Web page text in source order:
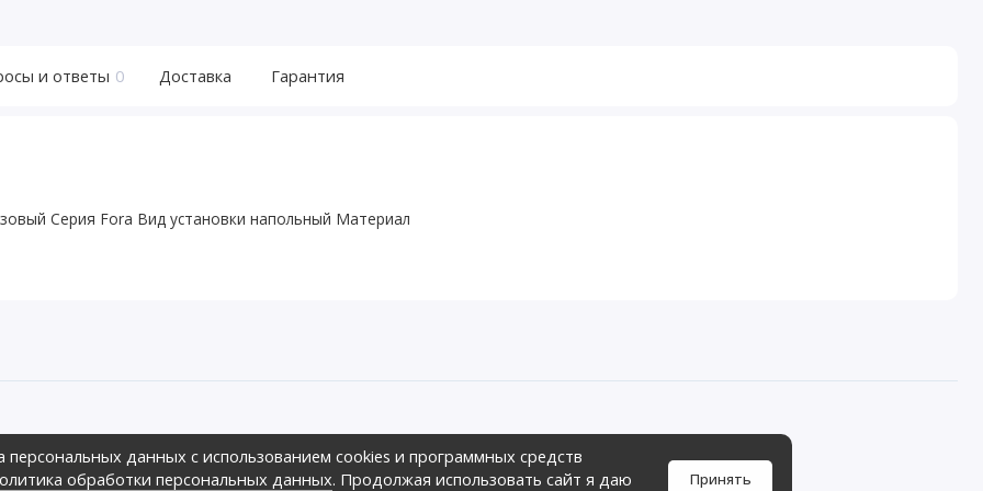
и ответы 0 Доставка Гарантия
Серия Fora Вид установки напольный Материал
персональных данных с использованием cookies и программных средств
обработки персональных данных. Продолжая использовать сайт я даю
Принять
предложить своим клиентам
ценовых диапазонах.,
2026г.